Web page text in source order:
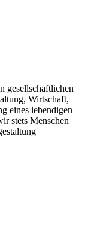
gesellschaftlichen
Wirtschaft,
eines lebendigen
stets Menschen